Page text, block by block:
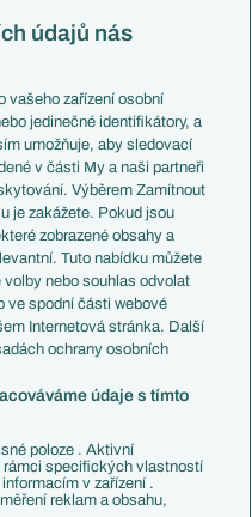
Livescore
Tipovací soutěž
údajů nás
vašeho zařízení osobní
jedinečné identifikátory, a
umožňuje, aby sledovací
v části My a naši partneři
Výběrem Zamítnout
je zakážete. Pokud jsou
zobrazené obsahy a
Tuto nabídku můžete
volby nebo souhlas odvolat
ve spodní části webové
Internetová stránka. Další
ochrany osobních
údaje s tímto
poloze . Aktivní
specifických vlastností
v zařízení .
reklam a obsahu,